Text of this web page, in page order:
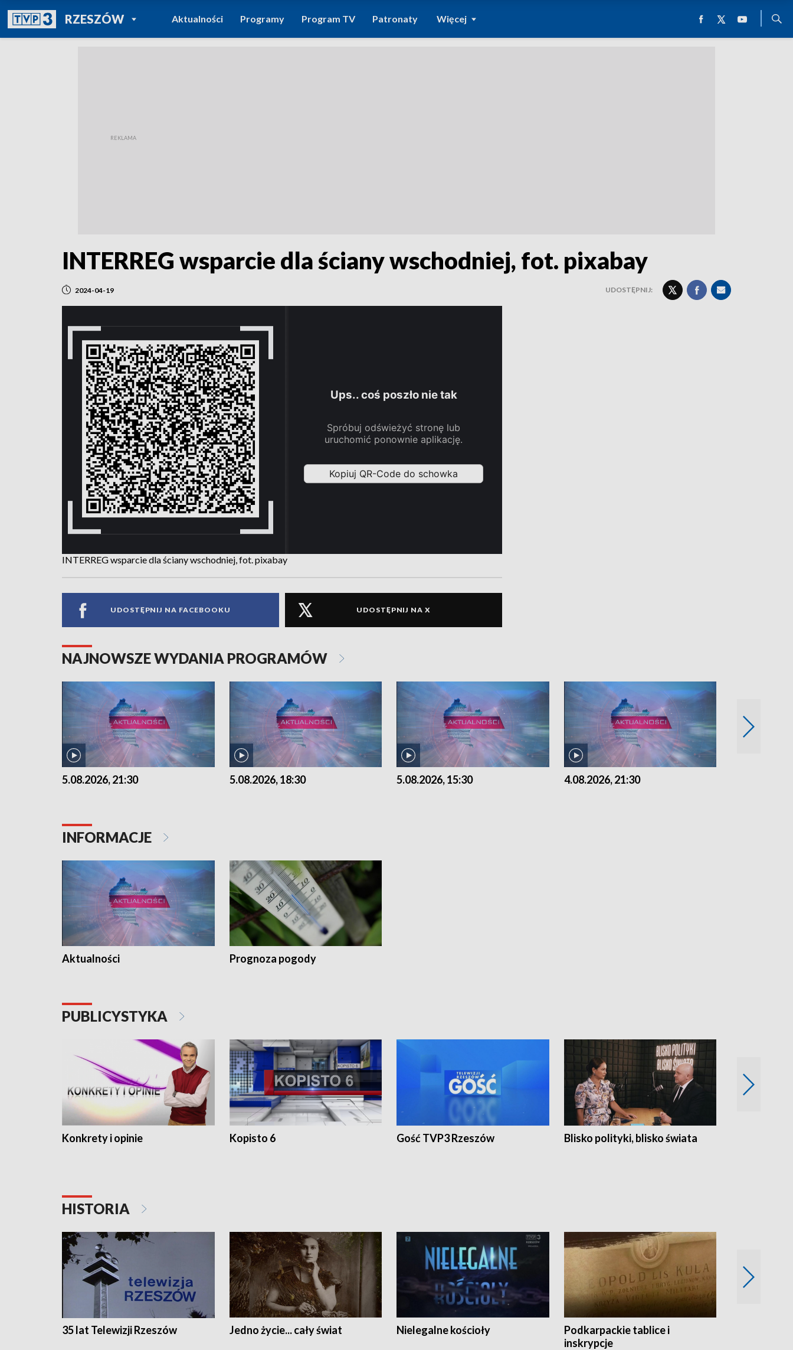
RZESZÓWPOWRÓT DO
TVP REGIONY
Aktualności Programy Program TV Patronaty Więcej
INTERREG wsparcie dla ściany wschodniej, fot. pixabay
2024-04-19 UDOSTĘPNIJ:
INTERREG wsparcie dla ściany wschodniej, fot. pixabay
UDOSTĘPNIJ NA FACEBOOKU UDOSTĘPNIJ NA X
NAJNOWSZE WYDANIA PROGRAMÓW
5.08.2026, 21:30 5.08.2026, 18:30 5.08.2026, 15:30 4.08.2026, 21:30
INFORMACJE
Aktualności Prognoza pogody
PUBLICYSTYKA
Konkrety i opinie Kopisto 6 Gość TVP3 Rzeszów Blisko polityki, blisko świata
HISTORIA
35 lat Telewizji Rzeszów Jedno życie... cały świat Nielegalne kościoły
Podkarpackie tablice i
inskrypcje